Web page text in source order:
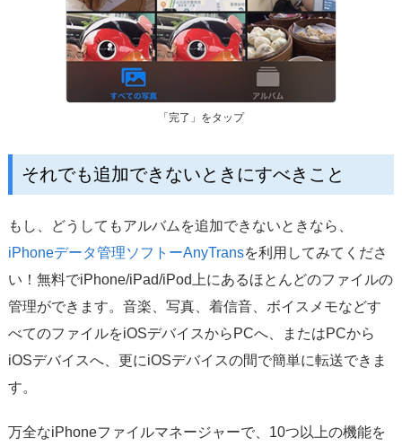
「完了」をタップ
それでも追加できないときにすべきこと
もし、どうしてもアルバムを追加できないときなら、
iPhoneデータ管理ソフトーAnyTransを利用してみてくださ
い！無料でiPhone/iPad/iPod上にあるほとんどのファイルの
管理ができます。音楽、写真、着信音、ボイスメモなどす
べてのファイルをiOSデバイスからPCへ、またはPCから
iOSデバイスへ、更にiOSデバイスの間で簡単に転送できま
す。
万全なiPhoneファイルマネージャーで、10つ以上の機能を